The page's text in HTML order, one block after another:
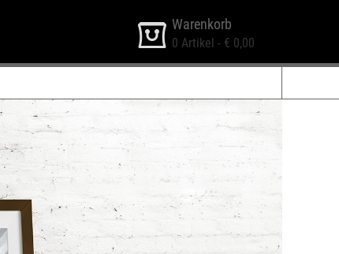
Warenkorb
0 Artikel - € 0,00